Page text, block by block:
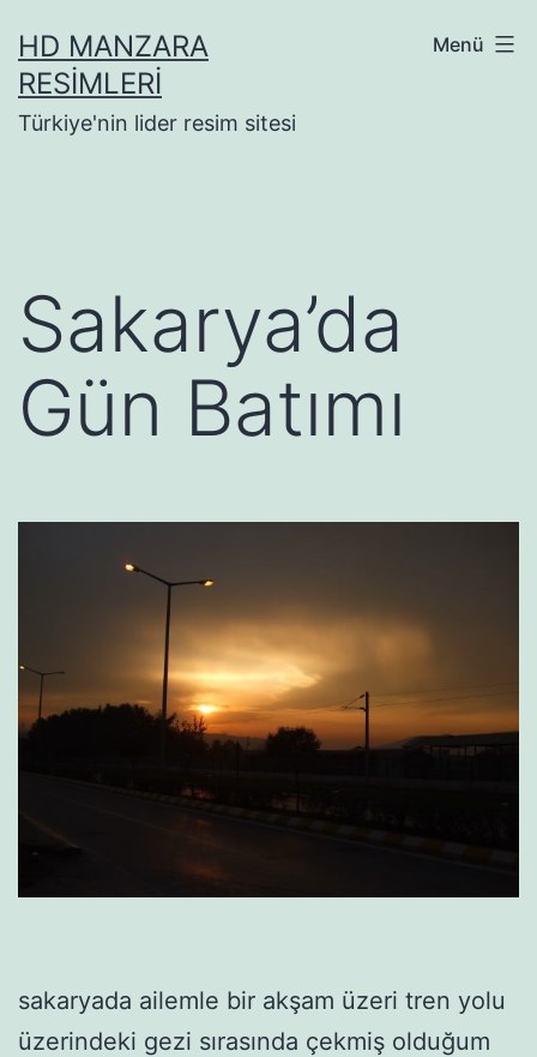
geçHD MANZARA
RESIMLERI
Türkiye'nin lider resim sitesi
Menü
Sakarya’da
Gün Batımı
sakaryada ailemle bir akşam üzeri tren yolu
üzerindeki gezi sırasında çekmiş olduğum